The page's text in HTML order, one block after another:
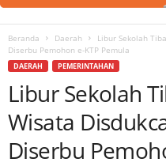
Beranda Daerah
Libur Sekolah
Diserbu Pemohon e-KTP Pemula
DAERAH PEMERINTAHAN
Libur Sekolah
Wisata
Diserbu